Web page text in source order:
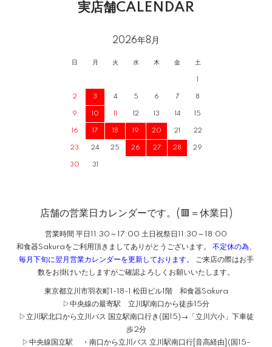
実店舗CALENDAR
2026年8月
日 月 火 水 木 金 土
1
2 3 4 5 6 7 8
9 10 11 12 13 14 15
16 17 18 19 20 21 22
23 24 25 26 27 28 29
30 31
店舗の営業日カレンダーです。(🟥＝休業日)
営業時間 平日11:30～17:00 土日祝祭日11:30～18:00
和食器Sakuraをご利用頂きましてありがとうございます。 不定休の為、
毎月下旬に翌月営業カレンダーを更新しております。
ご来店の際はお手
数をお掛けいたしますがご確認よろしくお願いいたします。
東京都立川市羽衣町1-18-1 松田ビル1階 和食器Sakura
▷中央線の最寄駅 立川駅南口から徒歩15分
▷立川駅北口から立川バス 国立駅南口行き(国15)→「立川六小」下車徒
歩2分
▷中央線国立駅 ・南口から立川バス 立川駅南口行[音高経由](国15-